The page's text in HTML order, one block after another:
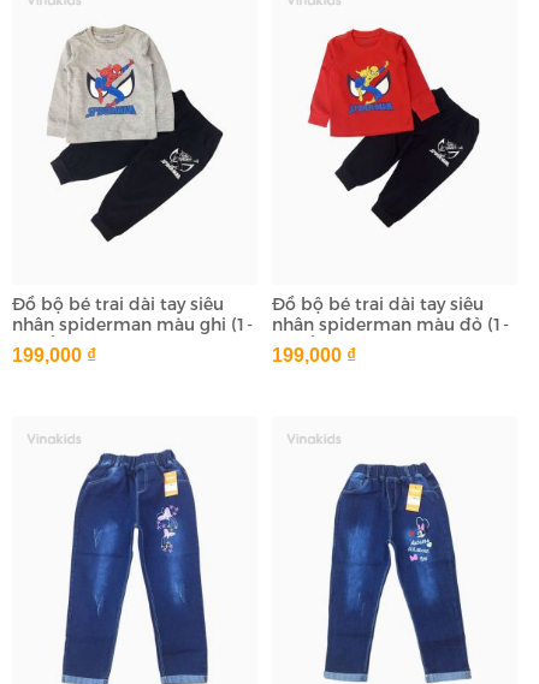
Đồ bộ bé trai dài tay siêu
nhân spiderman màu ghi (1-
7 tuổi)
199,000 ₫
Đồ bộ bé trai dài tay siêu
nhân spiderman màu đỏ (1-
7 tuổi)
199,000 ₫